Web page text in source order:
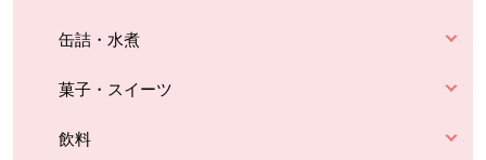
缶詰・水煮
菓子・スイーツ
飲料